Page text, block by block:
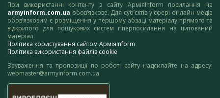
При використанні контенту з сайту АрміяInform посилання на
armyinform.com.ua обов’язкове. Для суб’єктів у сфері онлайн-медіа
обов’язковим є розміщення у першому абзаці матеріалу прямого та
відкритого для пошукових систем гіперпосилання на цитований
матеріал.
Політика користування сайтом АрміяInform
Політика використання файлів cookie
Зауваження та пропозиції по роботі сайту надсилайте на адресу:
webmaster@armyinform.com.ua